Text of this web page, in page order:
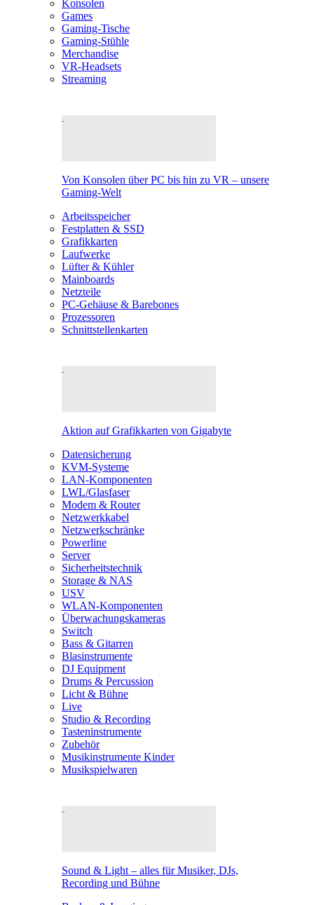
Konsolen
Games
Gaming-Tische
Gaming-Stühle
Merchandise
VR-Headsets
Streaming
Von Konsolen über PC bis hin zu VR – unsere
Gaming-Welt
Arbeitsspeicher
Festplatten & SSD
Grafikkarten
Laufwerke
Lüfter & Kühler
Mainboards
Netzteile
PC-Gehäuse & Barebones
Prozessoren
Schnittstellenkarten
Aktion auf Grafikkarten von Gigabyte
Datensicherung
KVM-Systeme
LAN-Komponenten
LWL/Glasfaser
Modem & Router
Netzwerkkabel
Netzwerkschränke
Powerline
Server
Sicherheitstechnik
Storage & NAS
USV
WLAN-Komponenten
Überwachungskameras
Switch
Bass & Gitarren
Blasinstrumente
DJ Equipment
Drums & Percussion
Licht & Bühne
Live
Studio & Recording
Tasteninstrumente
Zubehör
Musikinstrumente Kinder
Musikspielwaren
Sound & Light – alles für Musiker, DJs,
Recording und Bühne